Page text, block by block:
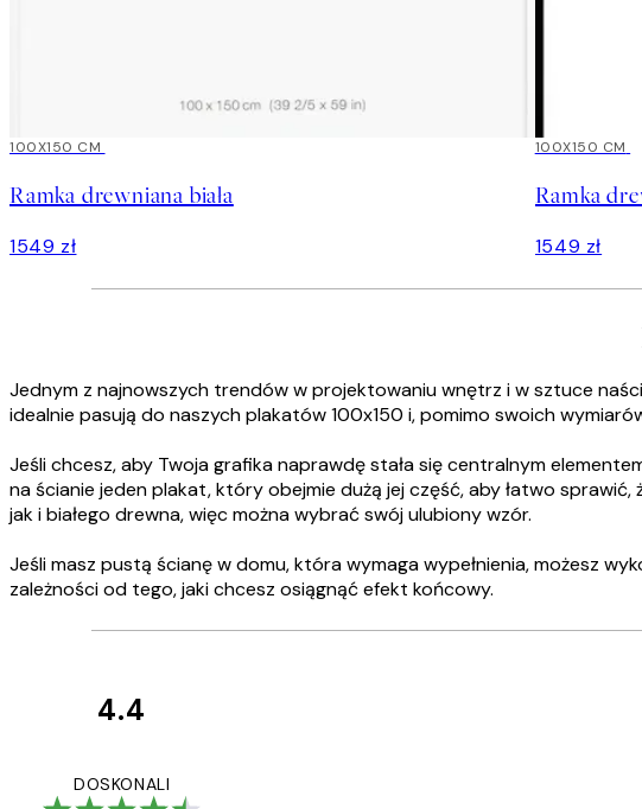
100X150 CM
Ramka drewniana biała
1549 zł
100X150 CM
Ramka
1549 zł
Jednym z najnowszych trendów w projektowaniu wnętrz i w sztuce
idealnie pasują do naszych plakatów 100x150 i, pomimo swoich
Jeśli chcesz, aby Twoja grafika naprawdę stała się centralnym
na ścianie jeden plakat, który obejmie dużą jej część, aby łatwo
jak i białego drewna, więc można wybrać swój ulubiony wzór.
Jeśli masz pustą ścianę w domu, która wymaga wypełnienia, możesz
zależności od tego, jaki chcesz osiągnąć efekt końcowy.
4.4
DOSKONALI